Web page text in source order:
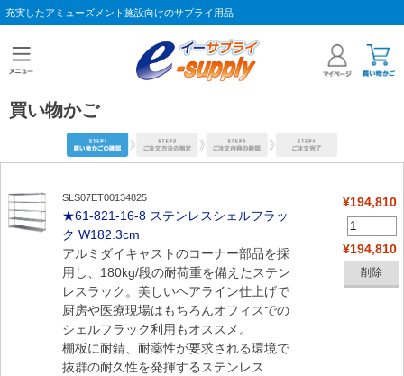
充実したアミューズメント施設向けのサプライ用品
買い物かご
SLS07ET00134825
★61-821-16-8 ステンレスシェルフラッ
ク W182.3cm
アルミダイキャストのコーナー部品を採
用し、180kg/段の耐荷重を備えたステン
レスラック。美しいヘアライン仕上げで
厨房や医療現場はもちろんオフィスでの
シェルフラック利用もオススメ。
棚板に耐錆、耐薬性が要求される環境で
抜群の耐久性を発揮するステンレス
¥194,810
¥194,810